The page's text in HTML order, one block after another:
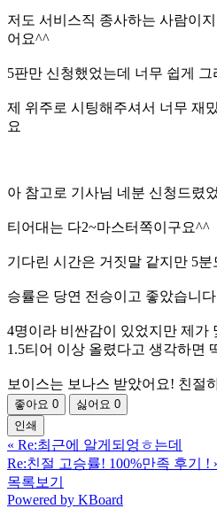
저도 서비스직 종사하는 사람이
어요^^
5판만 신청했었는데 너무 쉽게
제 위주로 시팅해주셔서 너무 재
요
아 참고로 기사님 네분 신청드렸
티어대는 다2~마스터쪽이구요^^
기다린 시간은 거짓말 같지만 5
승률은 당연 전승이고 좋았습니다
4명이라 비싼감이 있었지만 제가
1.5티어 이상 올렸다고 생각하면
보이스는 보나스 받았어요! 친절
좋아요 0 싫어요 0
인쇄
« Re:최근에 알게되엉ㅎ는데
Re:친절 고승률! 100%만족 후기 !
목록보기
Powered by KBoard